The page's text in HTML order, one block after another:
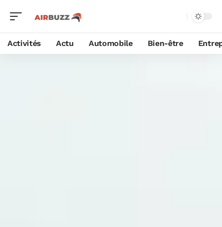
Activités Actu Automobile Bien-être